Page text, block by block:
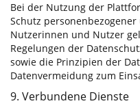
Bei der Nutzung der
Schutz
Nutzerinnen und Nutzer
Regelungen der
sowie die Prinzipien der
Datenvermeidung zum
9. Verbundene Dienste